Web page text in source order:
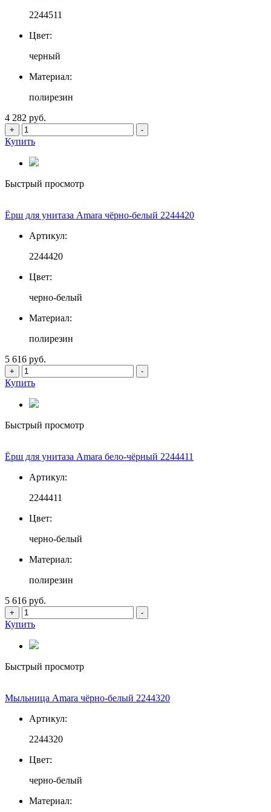
2244511
Цвет:
черный
Материал:
полирезин
4 282 руб.
+ -
Купить
Быстрый просмотр
Ёрш для унитаза Amara чёрно-белый 2244420
Артикул:
2244420
Цвет:
черно-белый
Материал:
полирезин
5 616 руб.
+ -
Купить
Быстрый просмотр
Ёрш для унитаза Amara бело-чёрный 2244411
Артикул:
2244411
Цвет:
черно-белый
Материал:
полирезин
5 616 руб.
+ -
Купить
Быстрый просмотр
Мыльница Amara чёрно-белый 2244320
Артикул:
2244320
Цвет:
черно-белый
Материал: